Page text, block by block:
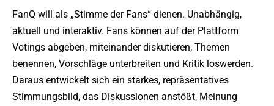
FanQ will als „Stimme der Fans“ dienen. Unabhängig,
aktuell und interaktiv. Fans können auf der Plattform
Votings abgeben, miteinander diskutieren, Themen
benennen, Vorschläge unterbreiten und Kritik loswerden.
Daraus entwickelt sich ein starkes, repräsentatives
Stimmungsbild, das Diskussionen anstößt, Meinung